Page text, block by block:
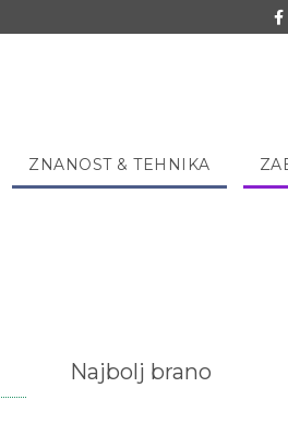
ZNANOST & TEHNIKA
Najbolj brano